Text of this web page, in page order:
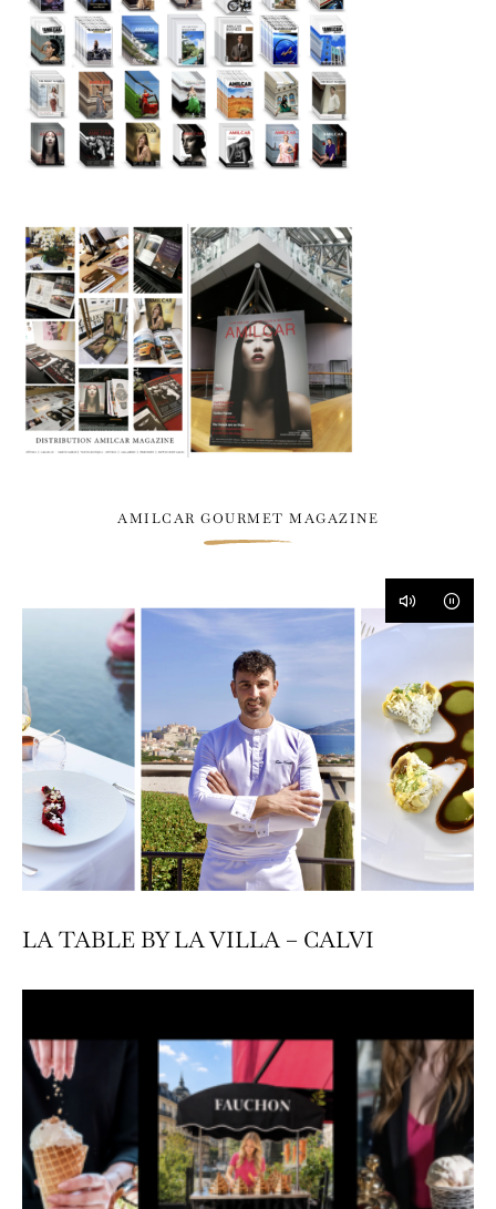
AMILCAR GOURMET MAGAZINE
LA TABLE BY LA VILLA – CALVI